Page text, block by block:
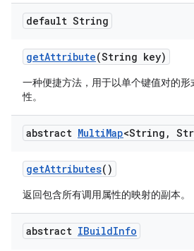
default String
getAttribute(String key)
一种便捷方法，用于以单个键值对的
性。
abstract MultiMap<String ,
getAttributes()
返回包含所有调用属性的映射的副本。
abstract IBuildInfo